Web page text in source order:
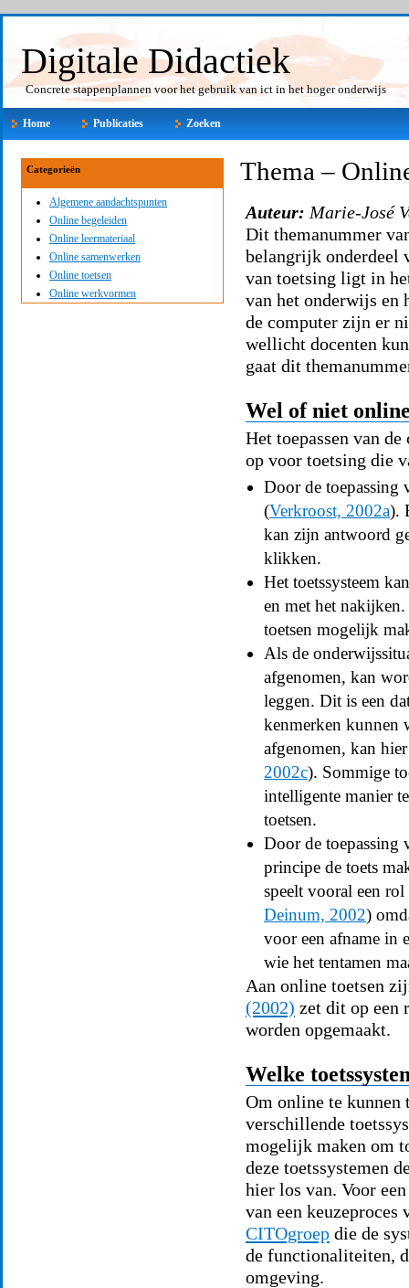
Digitale Didactiek
Concrete stappenplannen voor het gebruik van ict in het hoger onderwijs
Home Publicaties Zoeken
Categorieën
Algemene aandachtspunten
Online begeleiden
Online leermateriaal
Online samenwerken
Online toetsen
Online werkvormen
Thema –
Auteur: Marie-José
Dit themanummer
belangrijk onderdeel
van toetsing ligt in
van het onderwijs en
de computer zijn er
wellicht docenten
gaat dit
Wel of niet
Het toepassen van
op voor toetsing die
Door de toepassing
(Verkroost, 2002a).
kan zijn antwoord
klikken.
Het toetssysteem
en met het
toetsen mogelijk
Als de
afgenomen, kan
leggen. Dit is een
kenmerken kunnen
afgenomen, kan
2002c). Sommige
intelligente manier
toetsen.
Door de toepassing
principe de toets
speelt vooral een
Deinum, 2002)
voor een afname in
wie het tentamen
Aan online toetsen
(2002) zet dit op een
worden opgemaakt.
Welke
Om online te kunnen
verschillende
mogelijk maken om
deze toetssystemen
hier los van. Voor
van een keuzeproces
CITOgroep die de
de functionaliteiten,
omgeving.